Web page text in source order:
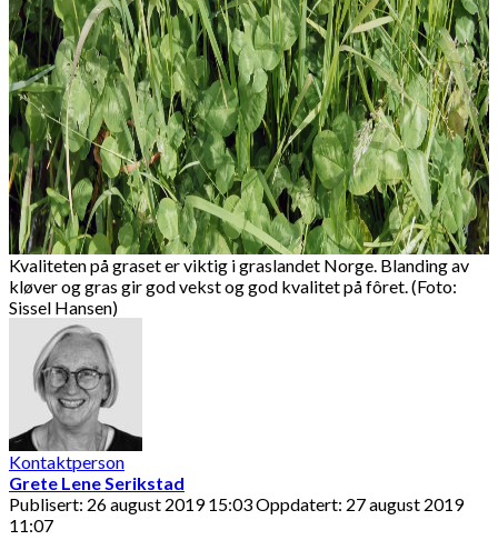
Kvaliteten på graset er viktig i graslandet Norge. Blanding av
kløver og gras gir god vekst og god kvalitet på fôret. (Foto:
Sissel Hansen)
Kontaktperson
Grete Lene Serikstad
Publisert: 26 august 2019 15:03Oppdatert: 27 august 2019
11:07